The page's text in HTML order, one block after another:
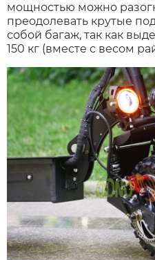
мощностью можно
преодолевать крутые
собой багаж, так как
150 кг (вместе с весом